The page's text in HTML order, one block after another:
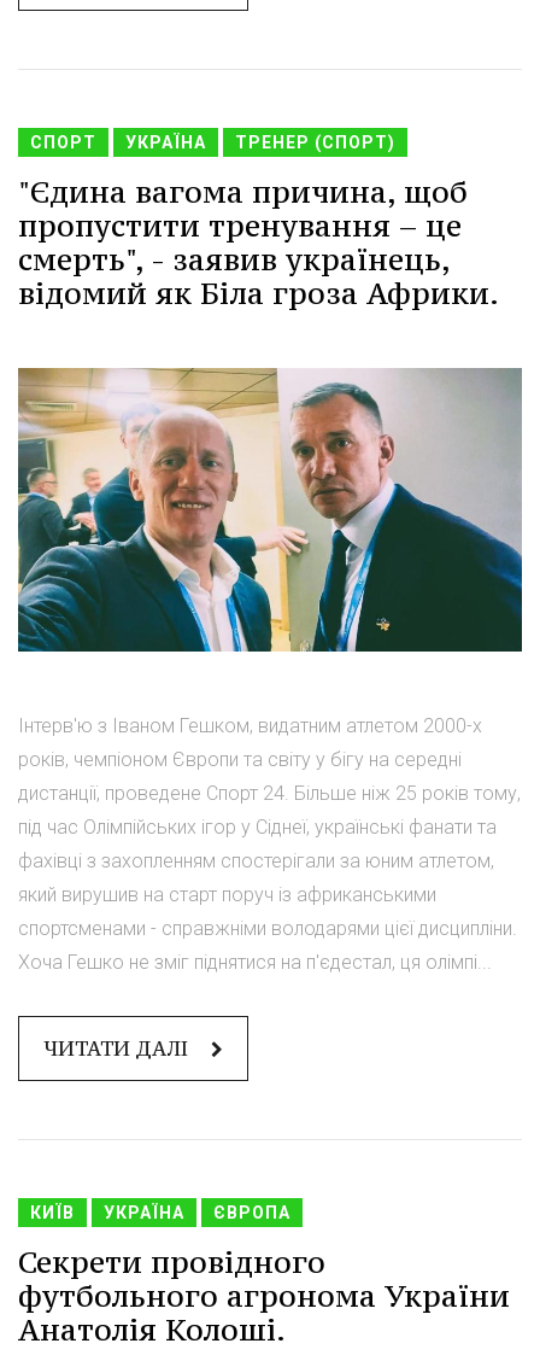
СПОРТ УКРАЇНА ТРЕНЕР (СПОРТ)
"Єдина вагома причина, щоб
пропустити тренування – це
смерть", - заявив українець,
відомий як Біла гроза Африки.
Інтерв'ю з Іваном Гешком, видатним атлетом 2000-х
років, чемпіоном Європи та світу у бігу на середні
дистанції, проведене Спорт 24. Більше ніж 25 років тому,
під час Олімпійських ігор у Сіднеї, українські фанати та
фахівці з захопленням спостерігали за юним атлетом,
який вирушив на старт поруч із африканськими
спортсменами - справжніми володарями цієї дисципліни.
Хоча Гешко не зміг піднятися на п'єдестал, ця олімпі...
ЧИТАТИ ДАЛІ
КИЇВ УКРАЇНА ЄВРОПА
Секрети провідного
футбольного агронома України
Анатолія Колоші.